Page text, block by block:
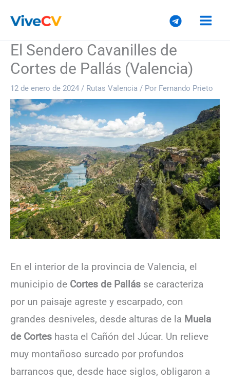
contenido
El Sendero Cavanilles de
Cortes de Pallás (Valencia)
12 de enero de 2024 / Rutas Valencia / Por Fernando Prieto
En el interior de la provincia de Valencia, el
municipio de Cortes de Pallás se caracteriza
por un paisaje agreste y escarpado, con
grandes desniveles, desde alturas de la Muela
de Cortes hasta el Cañón del Júcar. Un relieve
muy montañoso surcado por profundos
barrancos que, desde hace siglos, obligaron a